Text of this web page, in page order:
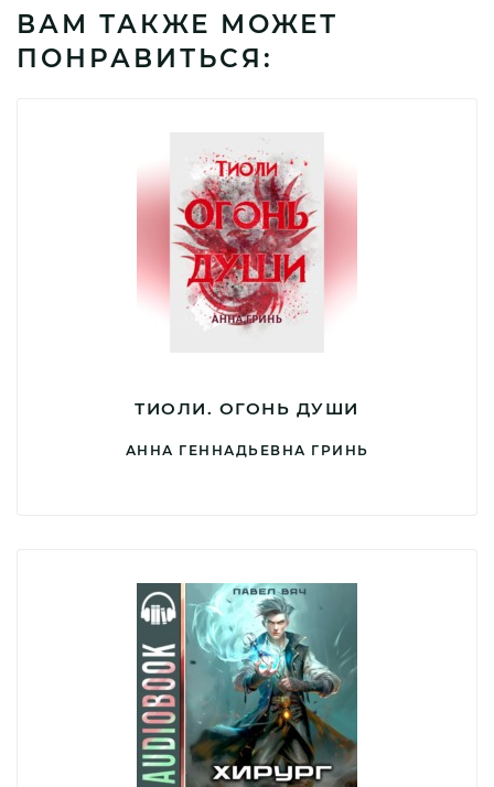
ВАМ ТАКЖЕ МОЖЕТ
ПОНРАВИТЬСЯ:
ТИОЛИ. ОГОНЬ ДУШИ
АННА ГЕННАДЬЕВНА ГРИНЬ